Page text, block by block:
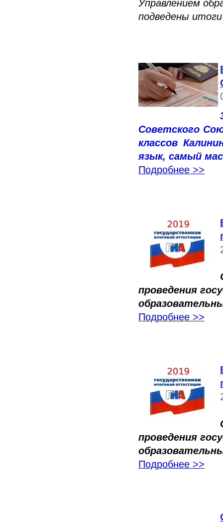
Управлением
подведены
Советского
классов
язык, самый
Подробнее >>
проведения
Подробнее >>
проведения
Подробнее >>